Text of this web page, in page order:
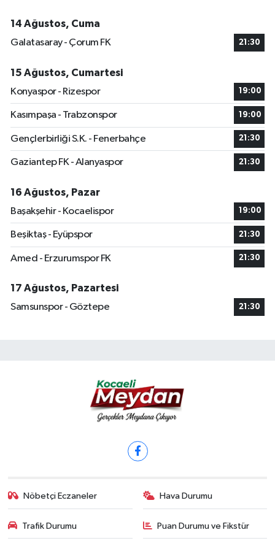
14 Ağustos, Cuma
Galatasaray - Çorum FK
21:30
15 Ağustos, Cumartesi
Konyaspor - Rizespor
19:00
Kasımpaşa - Trabzonspor 19:00
Gençlerbirliği S.K. - Fenerbahçe 21:30
Gaziantep FK - Alanyaspor 21:30
16 Ağustos, Pazar
Başakşehir - Kocaelispor
19:00
Beşiktaş - Eyüpspor 21:30
Amed - Erzurumspor FK 21:30
17 Ağustos, Pazartesi
Samsunspor - Göztepe
21:30
Nöbetçi Eczaneler Hava Durumu
Trafik Durumu Puan Durumu ve Fikstür